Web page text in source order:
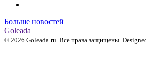
Больше новостей
Goleada
© 2026 Goleada.ru. Все права защищены.